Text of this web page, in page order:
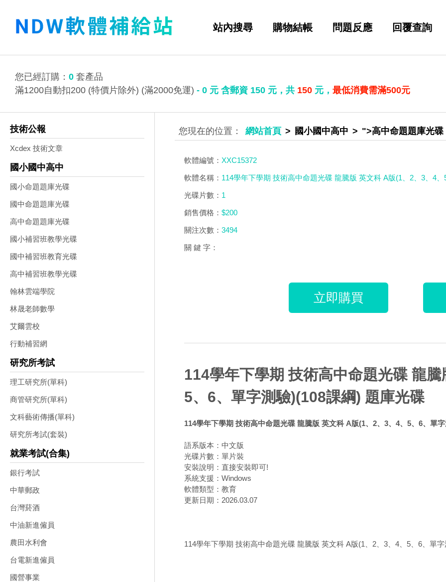
站內搜尋 購物結帳 問題反應 回覆查詢
您已經訂購： 0 套產品
滿1200自動扣200 (特價片除外) (滿2000免運) - 0 元 含郵資 150 元，共 150 元， 最低消費需滿500元
技術公報
Xcdex 技術文章
國小國中高中
國小命題題庫光碟
國中命題題庫光碟
高中命題題庫光碟
國小補習班教學光碟
國中補習班教育光碟
高中補習班教學光碟
翰林雲端學院
林晟老師數學
艾爾雲校
行動補習網
研究所考試
理工研究所(單科)
商管研究所(單科)
文科藝術傳播(單科)
研究所考試(套裝)
就業考試(合集)
銀行考試
中華郵政
台灣菸酒
中油新進僱員
農田水利會
台電新進僱員
國營事業
網站首頁 國小國中高中 ">高中命題題庫光碟
軟體編號：XXC15372
軟體名稱： 114學年下學期 技術高中命題光碟 龍騰版 英文科 A版(1、2、3、4
光碟片數： 1
銷售價格：$200
關注次數：3494
關 鍵 字：
立即購買
114學年下學期 技術高中命題光碟 龍
5、6、單字測驗)(108課綱) 題庫光碟
114學年下學期 技術高中命題光碟 龍騰版 英文科 A版(1、2、3、4、5、6、單
語系版本：中文版
光碟片數：單片裝
安裝說明：直接安裝即可!
系統支援：Windows
軟體類型：教育
更新日期：2026.03.07
114學年下學期 技術高中命題光碟 龍騰版 英文科 A版(1、2、3、4、5、6、單